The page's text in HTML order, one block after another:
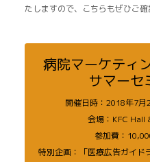
たしますので、こちらもぜひご確
病院マーケティ
サマーセ
開催日時：2018年7
会場：KFC Hall
参加費：
特別企画：「医療広告ガイド